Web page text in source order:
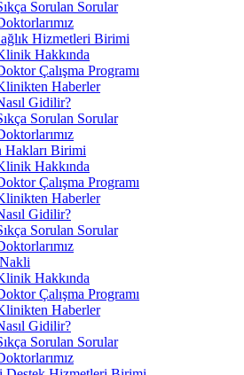
Sorulan Sorular
Hizmetleri Birimi
Hakkında
Çalışma Programı
Haberler
Gidilir?
Sorulan Sorular
Hakları Birimi
Hakkında
Çalışma Programı
Haberler
Gidilir?
Sorulan Sorular
Hakkında
Çalışma Programı
Haberler
Gidilir?
Sorulan Sorular